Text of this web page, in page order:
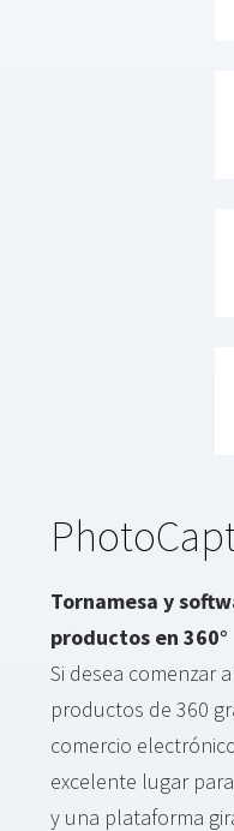
Tornamesa y
productos en 360°
Si desea comenzar
productos de 360
comercio
excelente lugar
y una plataforma